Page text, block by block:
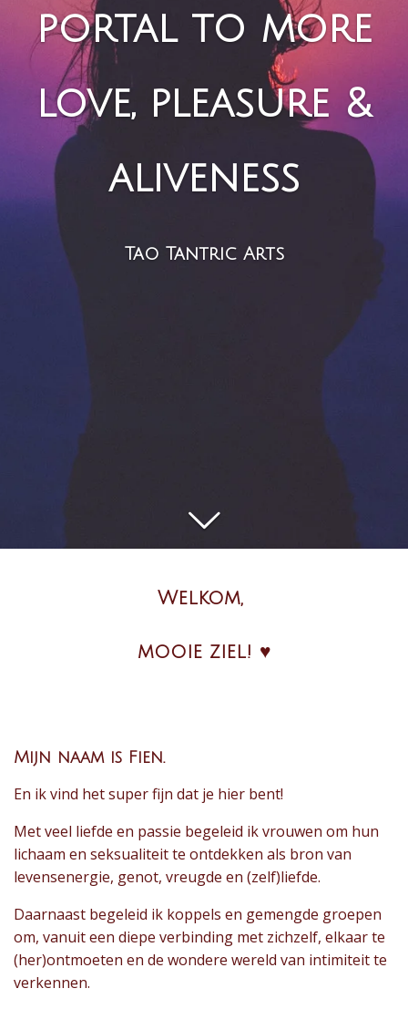
portal to more
love, pleasure &
aliveness
Tao Tantric Arts
Welkom,
mooie ziel! ♥
Mijn naam is Fien.
En ik vind het super fijn dat je hier bent!
Met veel liefde en passie begeleid ik vrouwen om hun
lichaam en seksualiteit te ontdekken als bron van
levensenergie, genot, vreugde en (zelf)liefde.
Daarnaast begeleid ik koppels en gemengde groepen
om, vanuit een diepe verbinding met zichzelf, elkaar te
(her)ontmoeten en de wondere wereld van intimiteit te
verkennen.